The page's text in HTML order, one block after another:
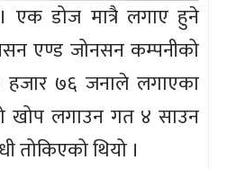
एक डोज मात्रै लगाए हुने
एण्ड जोनसन कम्पनीको
हजार ७६ जनाले लगाएका
खोप लगाउन गत ४ साउन
थियो ।